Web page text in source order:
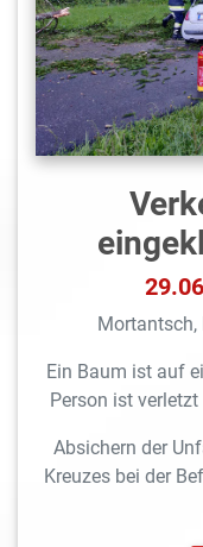
Ein Baum ist auf
Person ist
Absichern der
Kreuzes bei der